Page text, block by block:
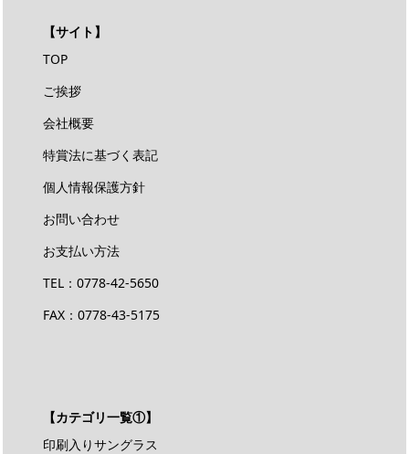
【サイト】
TOP
ご挨拶
会社概要
特賞法に基づく表記
個人情報保護方針
お問い合わせ
お支払い方法
TEL：0778-42-5650
FAX：0778-43-5175
【カテゴリ一覧①】
印刷入りサングラス